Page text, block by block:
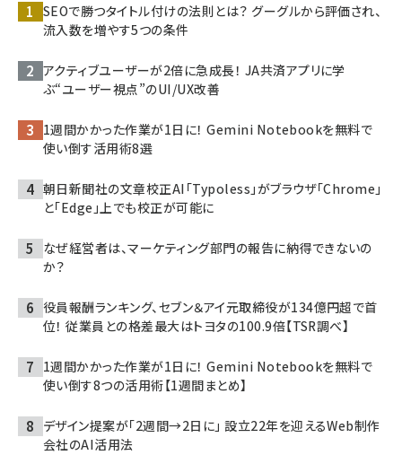
SEOで勝つタイトル付けの法則とは？ グーグルから評価され、
流入数を増やす5つの条件
アクティブユーザーが2倍に急成長！ JA共済アプリに学
ぶ“ユーザー視点”のUI/UX改善
1週間かかった作業が1日に！ Gemini Notebookを無料で
使い倒す活用術8選
朝日新聞社の文章校正AI「Typoless」がブラウザ「Chrome」
と「Edge」上でも校正が可能に
なぜ経営者は、マーケティング部門の報告に納得できないの
か？
役員報酬ランキング、セブン＆アイ元取締役が134億円超で首
位！ 従業員との格差最大はトヨタの100.9倍【TSR調べ】
1週間かかった作業が1日に！ Gemini Notebookを無料で
使い倒す8つの活用術【1週間まとめ】
デザイン提案が「2週間→2日に」 設立22年を迎えるWeb制作
会社のAI活用法